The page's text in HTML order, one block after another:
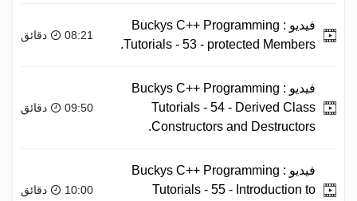
فيديو : Buckys C++ Programming
Tutorials - 53 - protected Members.
08:21 دقائق
فيديو : Buckys C++ Programming
Tutorials - 54 - Derived Class
Constructors and Destructors.
09:50 دقائق
فيديو : Buckys C++ Programming
Tutorials - 55 - Introduction to
10:00 دقائق